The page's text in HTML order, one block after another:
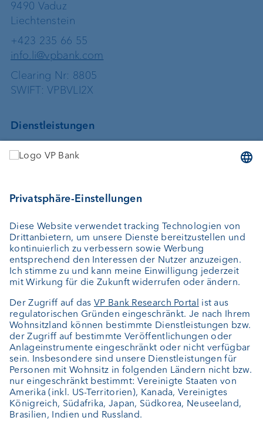
9490 Vaduz
Liechtenstein
+423 235 66 55
info.li@vpbank.com
Clearing Nr: 8805
SWIFT: VPBVLI2X
Dienstleistungen
Vermögensverwaltung
Depotbank
Externer Vermögensverwalter
Private Label Fonds
Investment Consulting
Über uns
Jobs
News
Downloads
Kundenfeedback
Kontakt
Newsletter
Geschäftsbericht
Cookie-Einstellungen